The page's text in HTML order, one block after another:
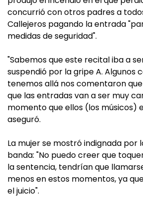
concurrió con otros padres a
Callejeros pagando la entrada
medidas de seguridad".
"Sabemos que este recital iba a
suspendió por la gripe A. Algunos
tenemos allá nos comentaron
que las entradas van a ser muy
momento que ellos (los músicos)
aseguró.
La mujer se mostró indignada por
banda: "No puedo creer que
la sentencia, tendrían que
menos en estos momentos, ya
el juicio".